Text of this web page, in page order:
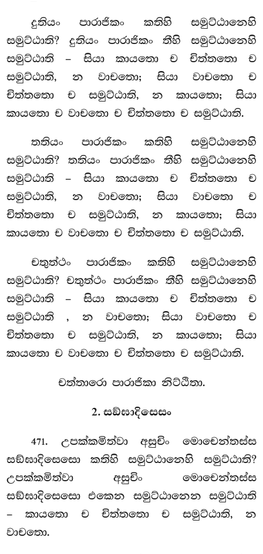
දුතියං පාරාජිකං කතිහි සමුට්ඨානෙහි
සමුට්ඨාති? දුතියං පාරාජිකං තීහි සමුට්ඨානෙහි
සමුට්ඨාති – සියා කායතො ච චිත්තතො ච
සමුට්ඨාති, න වාචතො; සියා වාචතො ච
චිත්තතො ච සමුට්ඨාති, න කායතො; සියා
කායතො චවාචතො ච චිත්තතො ච සමුට්ඨාති.
තතියං පාරාජිකං කතිහි සමුට්ඨානෙහි
සමුට්ඨාති? තතියං පාරාජිකං තීහි සමුට්ඨානෙහි
සමුට්ඨාති – සියා කායතො ච චිත්තතො ච
සමුට්ඨාති, න වාචතො; සියා වාචතො ච
චිත්තතො ච සමුට්ඨාති, න කායතො; සියා
කායතො ච වාචතො ච චිත්තතො ච සමුට්ඨාති.
චතුත්ථංපාරාජිකං කතිහි සමුට්ඨානෙහි
සමුට්ඨාති? චතුත්ථං පාරාජිකං තීහි සමුට්ඨානෙහි
සමුට්ඨාති – සියා කායතො ච චිත්තතො ච
සමුට්ඨාති, න වාචතො; සියා වාචතො ච
චිත්තතො ච සමුට්ඨාති, න කායතො; සියා
කායතො ච වාචතො ච චිත්තතො ච සමුට්ඨාති.
චත්තාරො පාරාජිකා නිට්ඨිතා.
2. සඞ්ඝාදිසෙසං
471. උපක්කමිත්වා අසුචිං මොචෙන්තස්ස
සඞ්ඝාදිසෙසො කතිහි සමුට්ඨානෙහි සමුට්ඨාති?
උපක්කමිත්වා අසුචිං මොචෙන්තස්ස
සඞ්ඝාදිසෙසො එකෙන සමුට්ඨානෙන සමුට්ඨාති
– කායතො ච චිත්තතො ච සමුට්ඨාති, න
වාචතො.